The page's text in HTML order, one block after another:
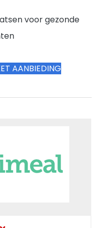
voor gezonde
AANBIEDING